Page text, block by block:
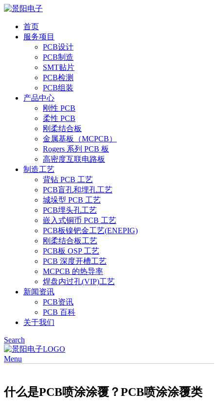
首页
服务项目
PCB设计
PCB制造
SMT贴片
PCB检测
PCB组装
产品中心
刚性 PCB
柔性 PCB
刚柔结合板
金属基板（MCPCB）
Rogers 系列 PCB 板
高密度互联电路板
制造工艺
背钻 PCB 工艺
PCB盲孔和埋孔工艺
城垛型 PCB 工艺
PCB埋头孔工艺
嵌入式铜币 PCB 工艺
PCB板镍钯金工艺(ENEPIG)
刚柔结合板工艺
PCB板 OSP 工艺
PCB 深度开槽工艺
MCPCB 的热导率
焊盘内过孔(VIP)工艺
新闻资讯
PCB资讯
PCB 百科
关于我们
Search
Menu
什么是PCB喷涂涂覆？PCB喷涂涂覆类